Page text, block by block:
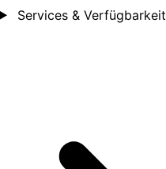
Services & Verfügbarkeit